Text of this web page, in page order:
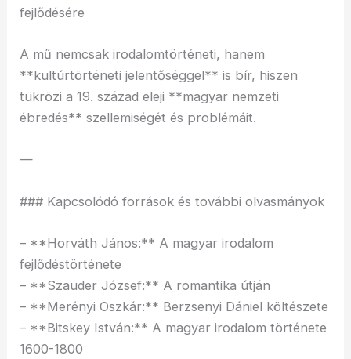
fejlődésére
A mű nemcsak irodalomtörténeti, hanem
**kultúrtörténeti jelentőséggel** is bír, hiszen
tükrözi a 19. század eleji **magyar nemzeti
ébredés** szellemiségét és problémáit.
—
### Kapcsolódó források és további olvasmányok
– **Horváth János:** A magyar irodalom
fejlődéstörténete
– **Szauder József:** A romantika útján
– **Merényi Oszkár:** Berzsenyi Dániel költészete
– **Bitskey István:** A magyar irodalom története
1600-1800